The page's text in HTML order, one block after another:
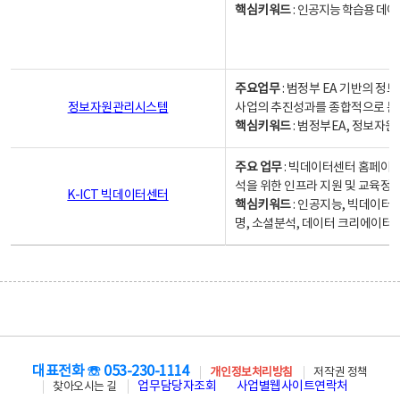
핵심키워드: 인공지능 학습용 데
정보자원관리시스템
주요업무: 범정부 EA 기반의 정
사업의 추진성과를 종합적으로
핵심키워드: 범정부EA, 정보자
K-ICT 빅데이터센터
주요 업무: 빅데이터센터 홈페이
석을 위한 인프라 지원 및 교육정
핵심키워드: 인공지능, 빅데이터,
명, 소셜분석, 데이터 크리에이터
대표전화 ☏ 053-230-1114 개인정보처리방침
저작권 정책
찾아오시는 길
업무담당자조회 사업별웹사이트연락처